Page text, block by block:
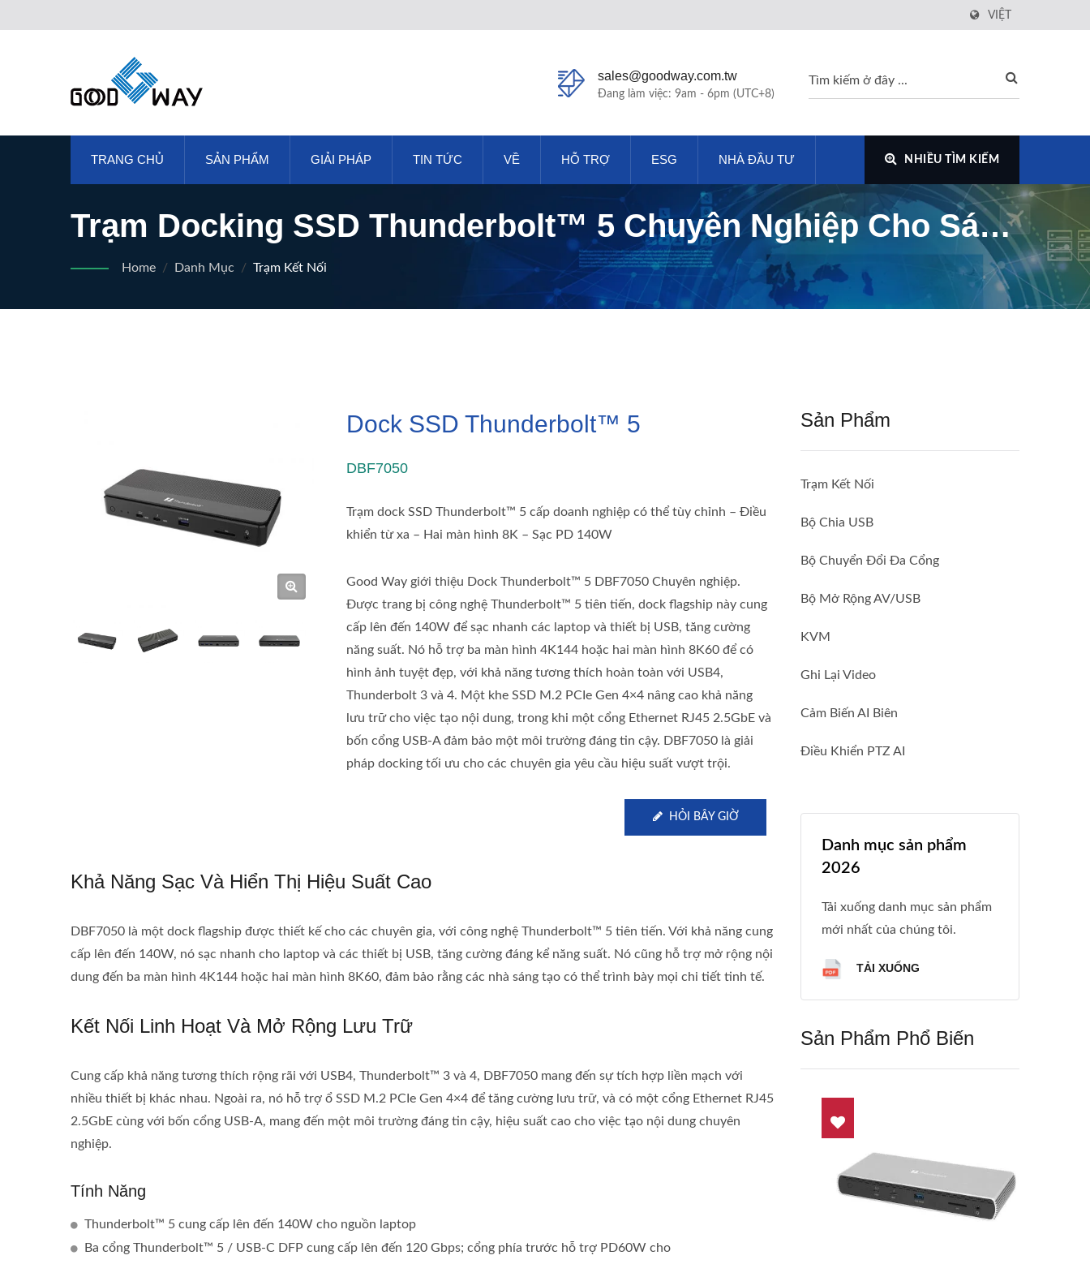
VIỆT
sales@goodway.com.tw
Đang làm việc: 9am - 6pm (UTC+8)
TRANG CHỦ SẢN PHẨM GIẢI PHÁP TIN TỨC VỀ HỖ TRỢ ESG NHÀ ĐẦU TƯ NHIỀU TÌM KIẾM
Trạm Docking SSD Thunderbolt™ 5 Chuyên Nghiệp Cho Sáng
Tạo Nội Dung Hiệu Suất Cao
Home / Danh Mục / Trạm Kết Nối
Dock SSD Thunderbolt™ 5
DBF7050
Trạm dock SSD Thunderbolt™ 5 cấp doanh nghiệp có thể tùy chỉnh – Điều
khiển từ xa – Hai màn hình 8K – Sạc PD 140W
Good Way giới thiệu Dock Thunderbolt™ 5 DBF7050 Chuyên nghiệp.
Được trang bị công nghệ Thunderbolt™ 5 tiên tiến, dock flagship này cung
cấp lên đến 140W để sạc nhanh các laptop và thiết bị USB, tăng cường
năng suất. Nó hỗ trợ ba màn hình 4K144 hoặc hai màn hình 8K60 để có
hình ảnh tuyệt đẹp, với khả năng tương thích hoàn toàn với USB4,
Thunderbolt 3 và 4. Một khe SSD M.2 PCIe Gen 4×4 nâng cao khả năng
lưu trữ cho việc tạo nội dung, trong khi một cổng Ethernet RJ45 2.5GbE và
bốn cổng USB-A đảm bảo một môi trường đáng tin cậy. DBF7050 là giải
pháp docking tối ưu cho các chuyên gia yêu cầu hiệu suất vượt trội.
HỎI BÂY GIỜ
Khả Năng Sạc Và Hiển Thị Hiệu Suất Cao
DBF7050 là một dock flagship được thiết kế cho các chuyên gia, với công nghệ Thunderbolt™ 5 tiên tiến. Với khả năng cung
cấp lên đến 140W, nó sạc nhanh cho laptop và các thiết bị USB, tăng cường đáng kể năng suất. Nó cũng hỗ trợ mở rộng nội
dung đến ba màn hình 4K144 hoặc hai màn hình 8K60, đảm bảo rằng các nhà sáng tạo có thể trình bày mọi chi tiết tinh tế.
Kết Nối Linh Hoạt Và Mở Rộng Lưu Trữ
Cung cấp khả năng tương thích rộng rãi với USB4, Thunderbolt™ 3 và 4, DBF7050 mang đến sự tích hợp liền mạch với
nhiều thiết bị khác nhau. Ngoài ra, nó hỗ trợ ổ SSD M.2 PCIe Gen 4×4 để tăng cường lưu trữ, và có một cổng Ethernet RJ45
2.5GbE cùng với bốn cổng USB-A, mang đến một môi trường đáng tin cậy, hiệu suất cao cho việc tạo nội dung chuyên
nghiệp.
Tính Năng
Thunderbolt™ 5 cung cấp lên đến 140W cho nguồn laptop
Ba cổng Thunderbolt™ 5 / USB-C DFP cung cấp lên đến 120 Gbps; cổng phía trước hỗ trợ PD60W cho
Sản Phẩm
Trạm Kết Nối
Bộ Chia USB
Bộ Chuyển Đổi Đa Cổng
Bộ Mở Rộng AV/USB
KVM
Ghi Lại Video
Cảm Biến AI Biên
Điều Khiển PTZ AI
Danh mục sản phẩm
2026
Tải xuống danh mục sản phẩm
mới nhất của chúng tôi.
TẢI XUỐNG
Sản Phẩm Phổ Biến